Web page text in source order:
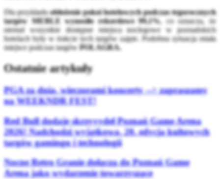
Dla przykładuobłożenie pokoi hotelowych podczas tegorocznych
targów MEBLE wynosiło rekordowe 99,1%, co oznacza, że
niemal wszystkie dostępne miejsca noclegowe w poznańskich
hotelach były w trakcie tych targów zajęte. Podobna sytuacja miała
miejsce podczas targów POLAGRA.
Ostatnie artykuły
PGA za dnia, wieczorami koncerty --> zapraszamy
na WEEKNDR FEST!
Red Bull dodaje skrzyyydeł Poznań Game Arena
2026! Nadchodzi wyjątkowa, 20. edycja kultowych
targów gamingu i technologii
Nocne Retro Granie dołącza do Poznań Game
Arena jako wydarzenie towarzyszące